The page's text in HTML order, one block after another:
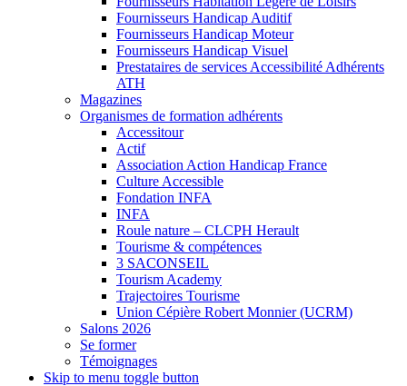
Fournisseurs Handicap Auditif
Fournisseurs Handicap Moteur
Fournisseurs Handicap Visuel
Prestataires de services Accessibilité Adhérents
ATH
Magazines
Organismes de formation adhérents
Accessitour
Actif
Association Action Handicap France
Culture Accessible
Fondation INFA
INFA
Roule nature – CLCPH Herault
Tourisme & compétences
3 SACONSEIL
Tourism Academy
Trajectoires Tourisme
Union Cépière Robert Monnier (UCRM)
Salons 2026
Se former
Témoignages
Skip to menu toggle button